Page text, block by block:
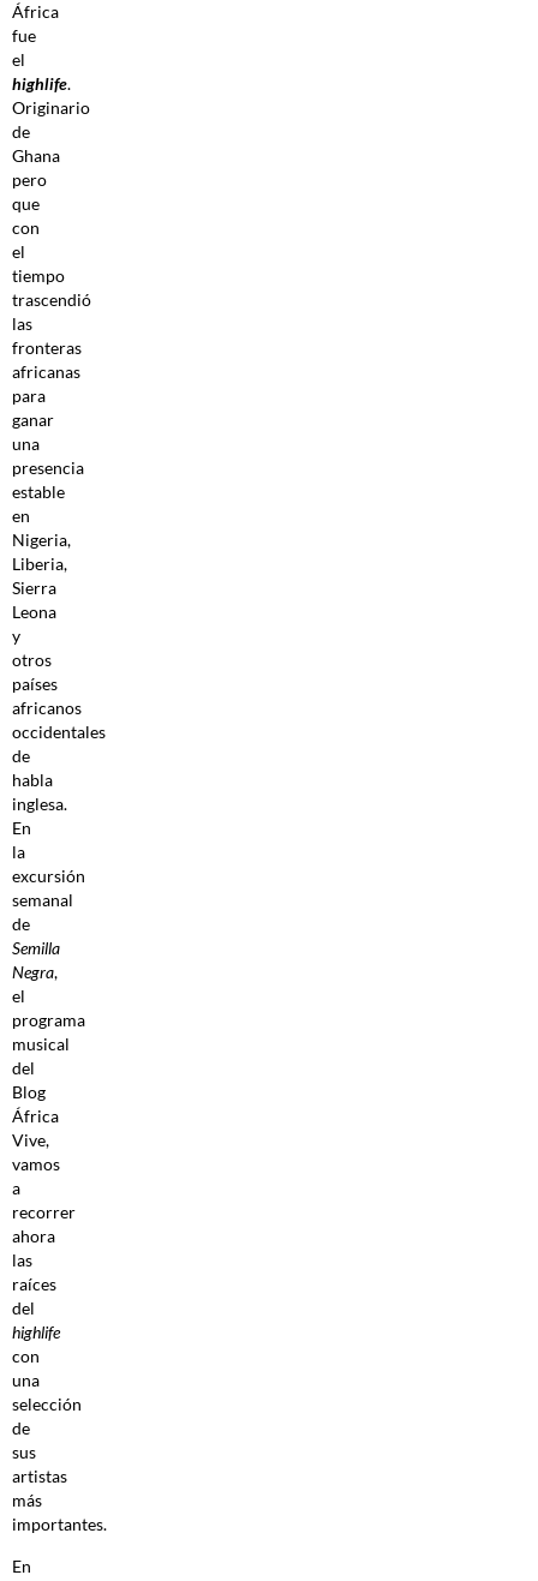
África
fue
el
highlife.
Originario
de
Ghana
pero
que
con
el
tiempo
trascendió
las
fronteras
africanas
para
ganar
una
presencia
estable
en
Nigeria,
Liberia,
Sierra
Leona
y
otros
países
africanos
occidentales
de
habla
inglesa.
En
la
excursión
semanal
de
Semilla
Negra,
el
programa
musical
del
Blog
África
Vive,
vamos
a
recorrer
ahora
las
raíces
del
highlife
con
una
selección
de
sus
artistas
más
importantes.
En